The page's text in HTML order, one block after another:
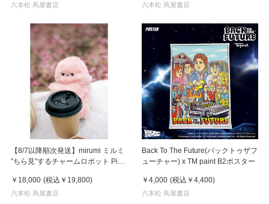
六本松 蔦屋書店 六本松 蔦屋書店
【8/7以降順次発送】mirumi ミルミ
”ちら見”するチャームロボット Pink
￥18,000 (税込 ￥19,800)
六本松 蔦屋書店
Back To The Future(バックトゥザフ
ューチャー) x TM paint B2ポスター
￥4,000 (税込 ￥4,400)
六本松 蔦屋書店